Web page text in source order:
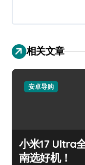
相关文章
安卓导购
小米17 Ultra
南选好机！